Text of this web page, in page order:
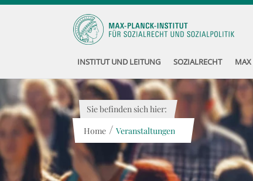
INSTITUT UND LEITUNG SOZIALRECHT MAX
Sie befinden sich hier:
Home / Veranstaltungen